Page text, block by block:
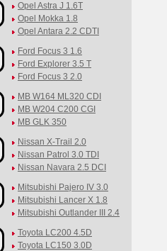
Opel Astra J 1.6T
Opel Mokka 1.8
Opel Antara 2.2 CDTI
Ford Focus 3 1.6
Ford Explorer 3.5 T
Ford Focus 3 2.0
MB W164 ML320 CDI
MB W204 C200 CGI
MB GLK 350
Nissan X-Trail 2.0
Nissan Patrol 3.0 TDI
Nissan Navara 2.5 DCI
Mitsubishi Pajero IV 3.0
Mitsubishi Lancer X 1.8
Mitsubishi Outlander III 2.4
Toyota LC200 4.5D
Toyota LC150 3.0D